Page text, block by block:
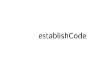
establishCode